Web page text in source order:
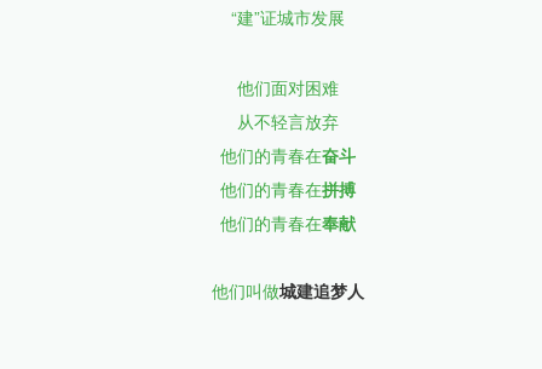
“建”证城市发展
他们面对困难
从不轻言放弃
他们的青春在奋斗
他们的青春在拼搏
他们的青春在奉献
他们叫做城建追梦人